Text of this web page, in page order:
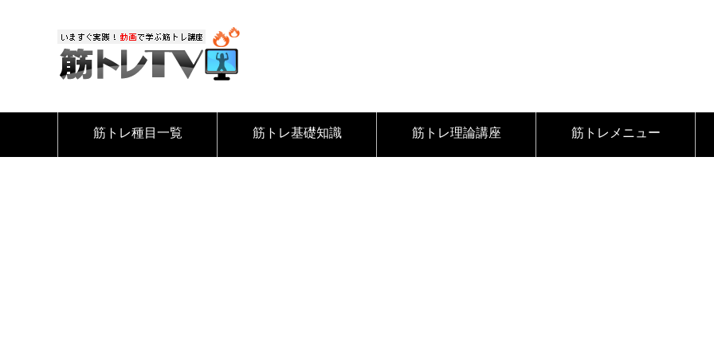
筋トレ種目一覧 筋トレ基礎知識 筋トレ理論講座 筋トレメニュー